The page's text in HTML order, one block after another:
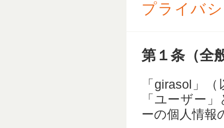
プライバ
第１条（全
「girasol」
「ユーザー
ーの個人情報